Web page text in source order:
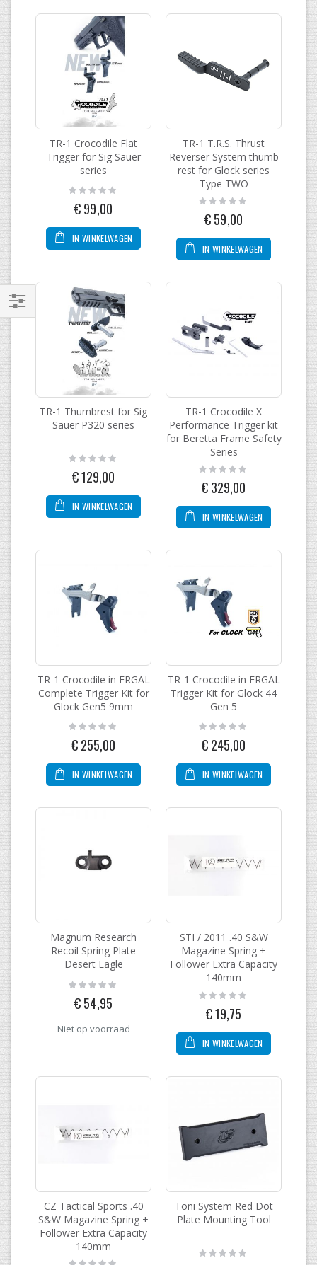
TR-1 Crocodile Flat
Trigger for Sig Sauer
series
Rating:
0%
€ 99,00
IN WINKELWAGEN
TR-1 T.R.S. Thrust
Reverser System thumb
rest for Glock series
Type TWO
Rating:
0%
€ 59,00
IN WINKELWAGEN
TR-1 Thumbrest for Sig
Sauer P320 series
Rating:
0%
€ 129,00
IN WINKELWAGEN
TR-1 Crocodile X
Performance Trigger kit
for Beretta Frame Safety
Series
Rating:
0%
€ 329,00
IN WINKELWAGEN
TR-1 Crocodile in ERGAL
Complete Trigger Kit for
Glock Gen5 9mm
Rating:
€ 255,00
IN WINKELWAGEN
TR-1 Crocodile in ERGAL
Trigger Kit for Glock 44
Gen 5
Rating:
€ 245,00
IN WINKELWAGEN
Magnum Research
Recoil Spring Plate
Desert Eagle
Rating:
0%
€ 54,95
Niet op voorraad
STI / 2011 .40 S&W
Magazine Spring +
Follower Extra Capacity
140mm
Rating:
0%
€ 19,75
IN WINKELWAGEN
CZ Tactical Sports .40
S&W Magazine Spring +
Follower Extra Capacity
140mm
Rating:
Toni System Red Dot
Plate Mounting Tool
Rating:
0%
Filteren